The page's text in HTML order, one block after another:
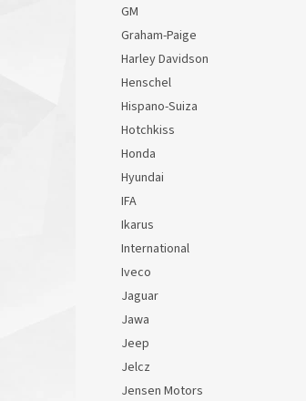
GM
Graham-Paige
Harley Davidson
Henschel
Hispano-Suiza
Hotchkiss
Honda
Hyundai
IFA
Ikarus
International
Iveco
Jaguar
Jawa
Jeep
Jelcz
Jensen Motors